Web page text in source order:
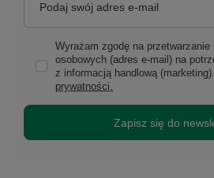
Podaj swój adres e-mail
Wyrażam zgodę na
osobowych (adres e-mail) na
z informacją handlową
prywatności.
Zapisz się do